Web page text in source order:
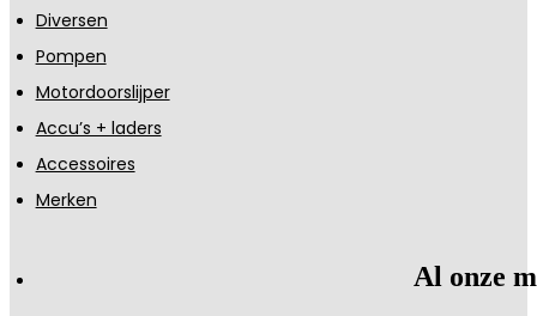
Diversen
Pompen
Motordoorslijper
Accu’s + laders
Accessoires
Merken
Al onze